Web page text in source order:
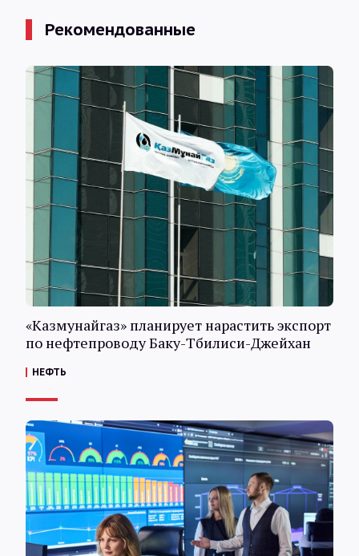
Рекомендованные
«Казмунайгаз» планирует нарастить экспорт
по нефтепроводу Баку-Тбилиси-Джейхан
НЕФТЬ